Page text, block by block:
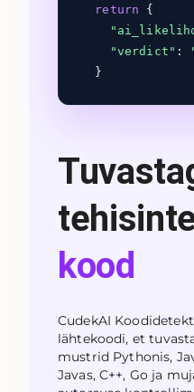
return
{
"verdict" :
}
kood
CudekAI
lähtekoodi, et
mustrid Pythonis,
Javas, C++, Go ja